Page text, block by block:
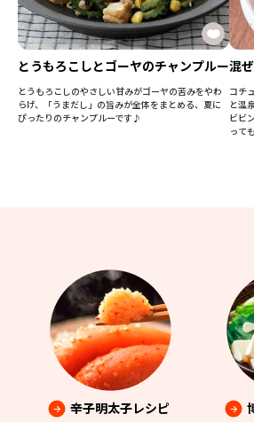
とうもろこしとゴーヤのチャンプルー
とうもろこしのやさしい甘みがゴーヤの苦みをやわ
らげ、「うまだし」の旨みが全体をまとめる、夏に
ぴったりのチャンプルーです♪
混
コチ
と温
ビビ
って
辛子明太子レシピ